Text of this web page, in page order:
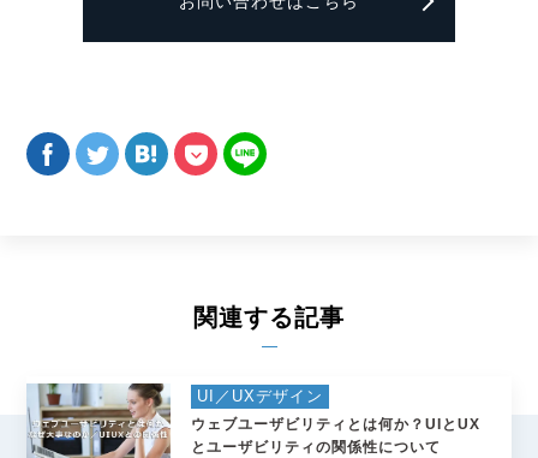
関連する記事
UI／UXデザイン
ウェブユーザビリティとは何か？UIとUX
とユーザビリティの関係性について